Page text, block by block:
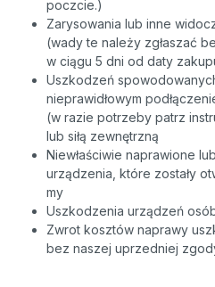
poczcie.)
Zarysowania lub inne
(wady te należy zgłaszać
w ciągu 5 dni od daty
Uszkodzeń
nieprawidłowym
(w razie potrzeby patrz
lub siłą zewnętrzną
Niewłaściwie naprawione
urządzenia, które zostały
my
Uszkodzenia urządzeń
Zwrot kosztów naprawy
bez naszej uprzedniej